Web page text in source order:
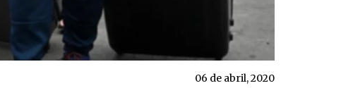
06 de abril, 2020